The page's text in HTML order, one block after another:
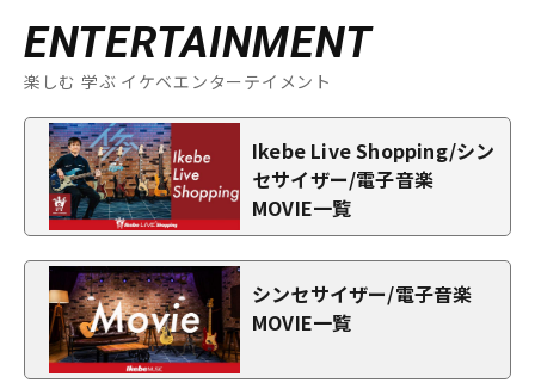
ENTERTAINMENT
楽しむ 学ぶ イケベエンターテイメント
Ikebe Live Shopping/シン
セサイザー/電子音楽
MOVIE一覧
シンセサイザー/電子音楽
MOVIE一覧